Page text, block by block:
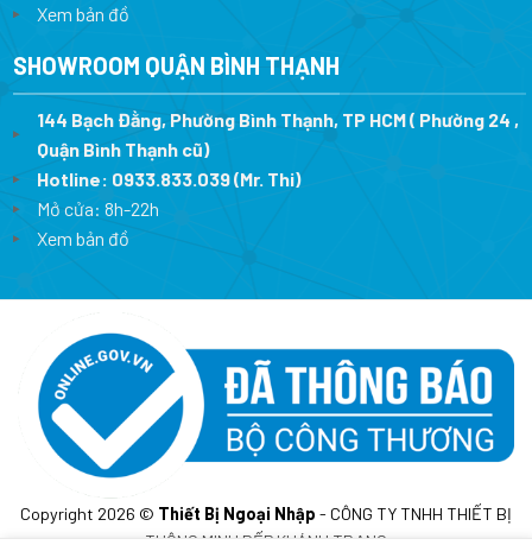
Xem bản đồ
SHOWROOM QUẬN BÌNH THẠNH
144 Bạch Đằng, Phường Bình Thạnh, TP HCM ( Phường 24 ,
Quận Bình Thạnh cũ)
Hotline: 0933.833.039(Mr. Thi)
Mở cửa: 8h-22h
Xem bản đồ
Copyright 2026 © Thiết Bị Ngoại Nhập - CÔNG TY TNHH THIẾT BỊ